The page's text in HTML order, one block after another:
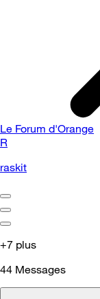
Le Forum d'Orange
R
raskit
+7 plus
44 Messages